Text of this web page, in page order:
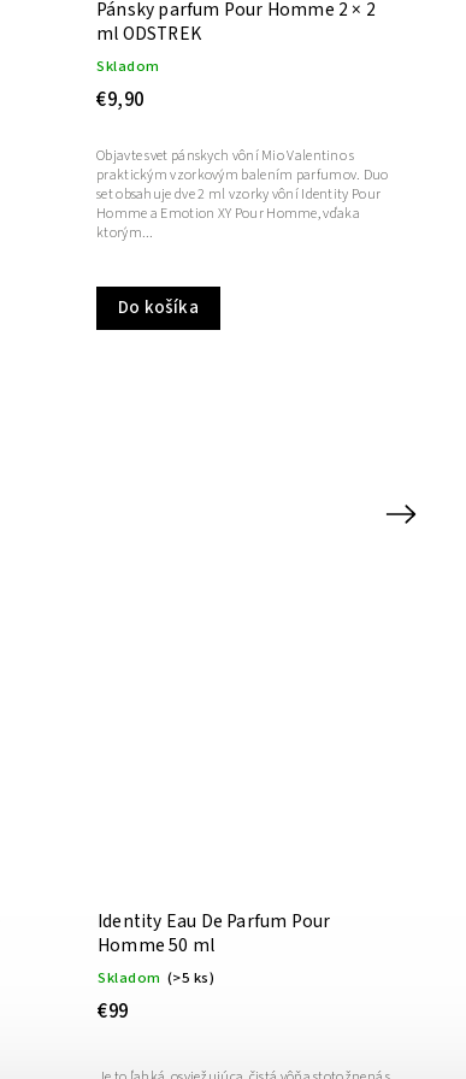
Pánsky parfum Pour Homme 2 × 2
ml ODSTREK
Skladom
€9,90
Do košíka
Objavte svet pánskych vôní Mio Valentino s
praktickým vzorkovým balením parfumov. Duo
set obsahuje dve 2 ml vzorky vôní Identity Pour
Homme a Emotion XY Pour Homme, vďaka
ktorým...
Identity Eau De Parfum Pour
Homme 50 ml
Skladom (>5 ks)
€99
Next